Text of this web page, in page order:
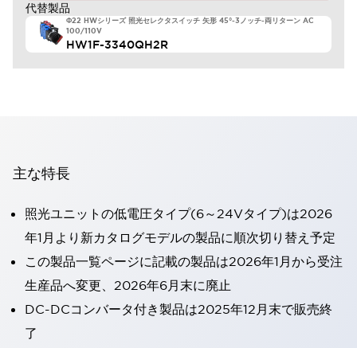
代替製品
Φ22 HWシリーズ 照光セレクタスイッチ 矢形 45°-3ノッチ-両リターン AC
100/110V
HW1F-3340QH2R
主な特長
照光ユニットの低電圧タイプ(6～24Vタイプ)は2026
年1月より新カタログモデルの製品に順次切り替え予定
この製品一覧ページに記載の製品は2026年1月から受注
生産品へ変更、2026年6月末に廃止
DC-DCコンバータ付き製品は2025年12月末で販売終
了